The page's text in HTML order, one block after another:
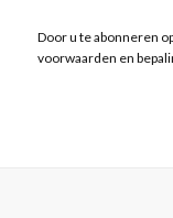
Door u te abonneren
voorwaarden en